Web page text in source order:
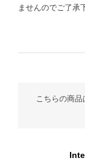
ませんのでご了承
こちらの商